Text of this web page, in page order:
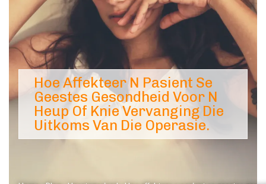
Hoe Affekteer N Pasient Se
Geestes Gesondheid Voor N
Heup Of Knie Vervanging Die
Uitkoms Van Die Operasie.